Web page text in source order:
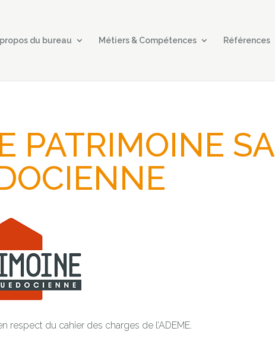
du bureau Métiers & Compétences Références
PATRIMOINE SA
respect du cahier des charges de l’ADEME.